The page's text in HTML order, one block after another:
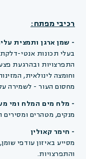
רכיבי מפתח:
- שמן ארגן ותמצית
בעלי תכונות אנטי-
וחומצה לינולאית,
מחסום העור - לשמירה
- מלח מים המלח ומי
מנקים, מטהרים
- חימר קאולין
מסייע באיזון עודפי
והתפרצויות.